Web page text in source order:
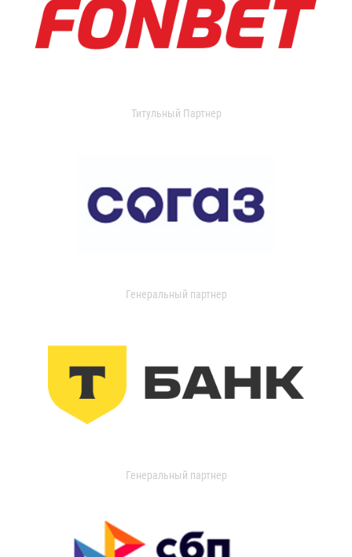
Титульный Партнер
Генеральный партнер
Генеральный партнер